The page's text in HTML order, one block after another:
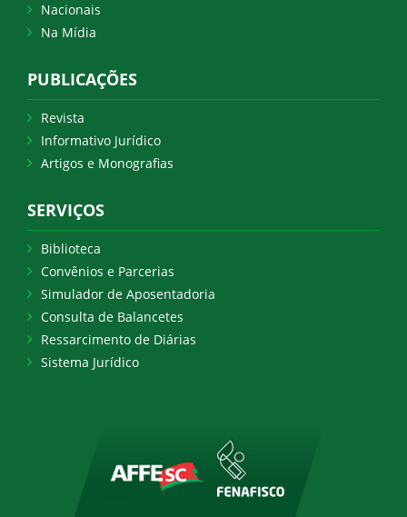
Nacionais
Na Mídia
PUBLICAÇÕES
Revista
Informativo Jurídico
Artigos e Monografias
SERVIÇOS
Biblioteca
Convênios e Parcerias
Simulador de Aposentadoria
Consulta de Balancetes
Ressarcimento de Diárias
Sistema Jurídico